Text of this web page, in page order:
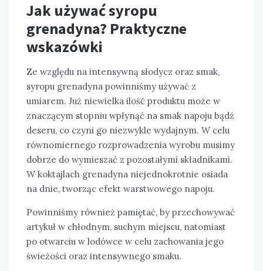
Jak używać syropu
grenadyna? Praktyczne
wskazówki
Ze względu na intensywną słodycz oraz smak,
syropu grenadyna powinniśmy używać z
umiarem. Już niewielka ilość produktu może w
znaczącym stopniu wpłynąć na smak napoju bądź
deseru, co czyni go niezwykle wydajnym. W celu
równomiernego rozprowadzenia wyrobu musimy
dobrze do wymieszać z pozostałymi składnikami.
W koktajlach grenadyna niejednokrotnie osiada
na dnie, tworząc efekt warstwowego napoju.
Powinniśmy również pamiętać, by przechowywać
artykuł w chłodnym, suchym miejscu, natomiast
po otwarciu w lodówce w celu zachowania jego
świeżości oraz intensywnego smaku.